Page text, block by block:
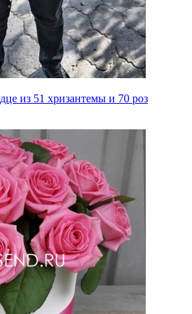
из 51 хризантемы и 70 роз